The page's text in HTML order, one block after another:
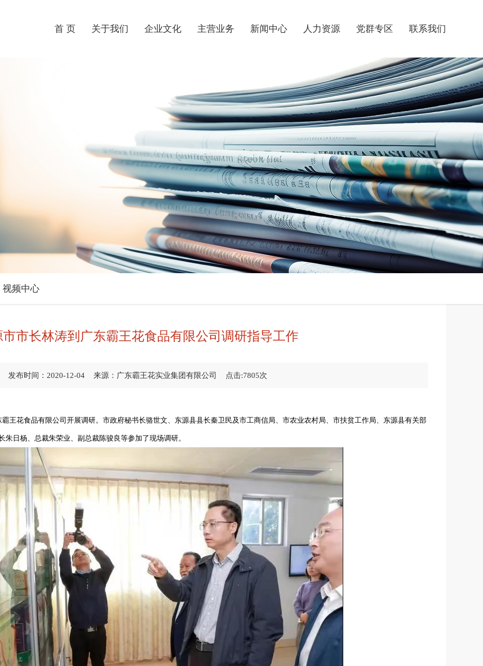
首 页 关于我们 企业文化 主营业务 新闻中心 人力资源 党群专区 联系我们
视频中心
市市长林涛到广东霸王花食品有限公司调研指导工作
发布时间：2020-12-04 来源：广东霸王花实业集团有限公司 点击:7805次
王花食品有限公司开展调研。市政府秘书长骆世文、东源县县长秦卫民及市工商信局、市农业农村局、市扶贫工作局、东源县有关部
日杨、总裁朱荣业、副总裁陈骏良等参加了现场调研。